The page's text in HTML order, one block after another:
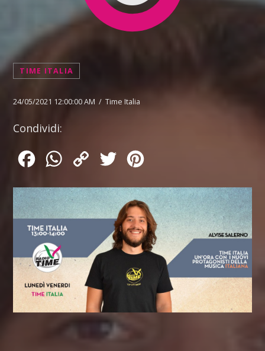
TIME ITALIA
24/05/2021 12:00:00 AM / Time Italia
Condividi:
FacebookWhatsApp
Copy
Twitter